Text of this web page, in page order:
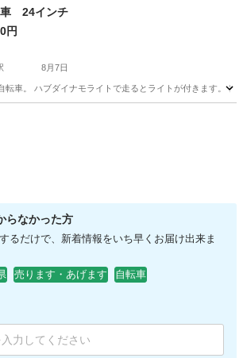
閤通駅 その他
車 24インチ
円
8月7日
転車。 ハブダイナモライトで走るとライトが付きます。
らなかった方
るだけで、新着情報をいち早くお届け出来ま
売ります・あげます
自転車